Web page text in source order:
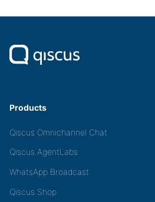
Products
Qiscus Omnichannel Chat
Qiscus AgentLabs
WhatsApp Broadcast
Qiscus Shop